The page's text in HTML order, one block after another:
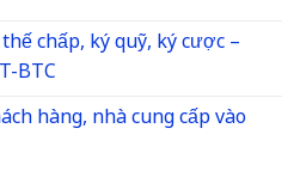
chấp, ký quỹ, ký cược –
BTC
hàng, nhà cung cấp vào